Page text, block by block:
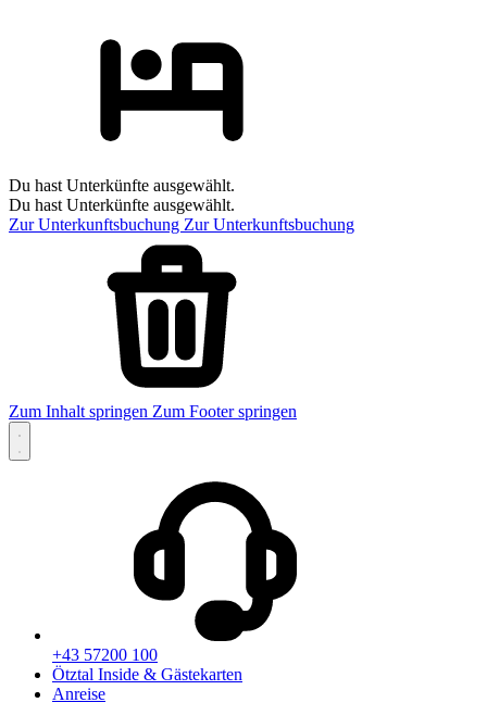
Du hast Unterkünfte ausgewählt.
Du hast Unterkünfte ausgewählt.
Zur Unterkunftsbuchung Zur Unterkunftsbuchung
Zum Inhalt springen Zum Footer springen
+43 57200 100
Ötztal Inside & Gästekarten
Anreise